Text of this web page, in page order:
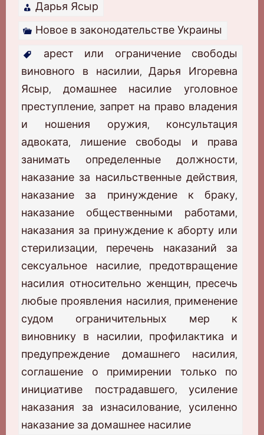
Дарья Ясыр
Новое в законодательстве Украины
арест или ограничение свободы
виновного в насилии,Дарья Игоревна
Ясыр, домашнее насилие уголовное
преступление, запрет на право владения
и ношения оружия, консультация
адвоката, лишение свободы и права
занимать определенные должности,
наказание за насильственные действия,
наказание за принуждение к браку,
наказание общественными работами,
наказания за принуждение к аборту или
стерилизации, перечень наказаний за
сексуальное насилие, предотвращение
насилия относительно женщин, пресечь
любые проявления насилия, применение
судом ограничительных мер к
виновнику в насилии, профилактика и
предупреждение домашнего насилия,
соглашение о примирении только по
инициативе пострадавшего, усиление
наказания за изнасилование,усиленно
наказание за домашнее насилие